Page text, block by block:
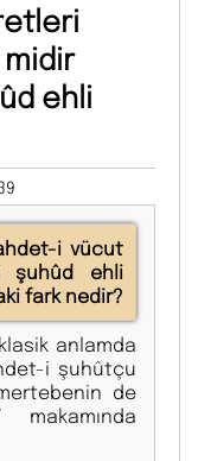
ehli
i vücut
şuhûd ehli
fark nedir?
anlamda
i şuhûtçu
de
makamında